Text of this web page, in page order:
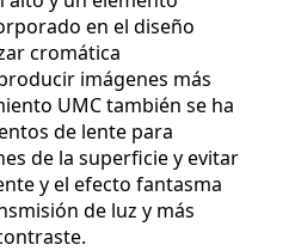
en el diseño
cromática
imágenes más
UMC también se ha
de lente para
de la superficie y evitar
y el efecto fantasma
de luz y más